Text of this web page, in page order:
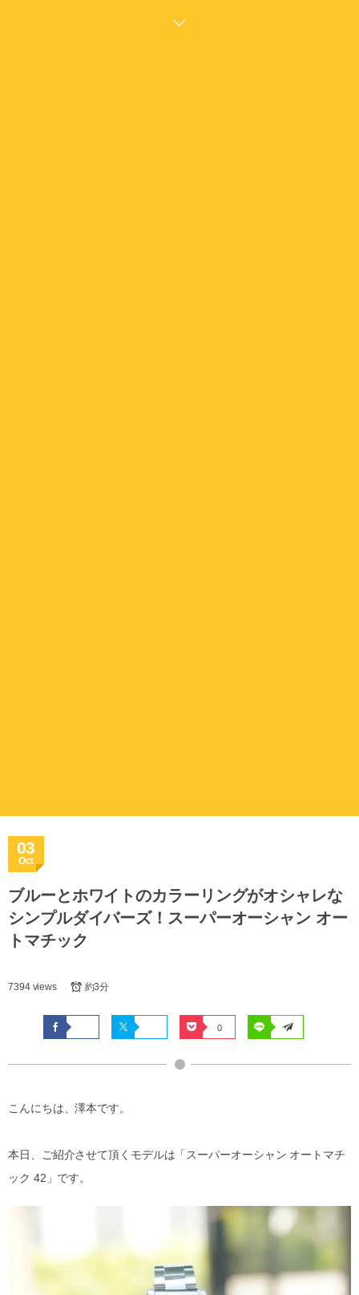
03
Oct
ブルーとホワイトのカラーリングがオシャレな
シンプルダイバーズ！スーパーオーシャン オー
トマチック
7394 views 約3分
0
こんにちは、澤本です。
本日、ご紹介させて頂くモデルは「スーパーオーシャン オートマチ
ック 42」です。